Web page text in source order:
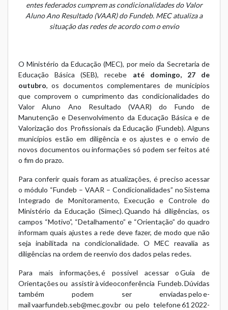
entes federados cumprem as condicionalidades do Valor
Aluno Ano Resultado (VAAR) do Fundeb. MEC atualiza a
situação das redes de acordo com o envio
O Ministério da Educação (MEC), por meio da Secretaria de
Educação Básica (SEB), recebe até domingo, 27 de
outubro, os documentos complementares de municípios
que comprovem o cumprimento das condicionalidades do
Valor Aluno Ano Resultado (VAAR) do Fundo de
Manutenção e Desenvolvimento da Educação Básica e de
Valorização dos Profissionais da Educação (Fundeb). Alguns
municípios estão em diligência e os ajustes e o envio de
novos documentos ou informações só podem ser feitos até
o fim do prazo.
Para conferir quais foram as atualizações, é preciso acessar
o módulo “Fundeb – VAAR – Condicionalidades” no Sistema
Integrado de Monitoramento, Execução e Controle do
Ministério da Educação (Simec). Quando há diligências, os
campos “Motivo”, “Detalhamento” e “Orientação” do quadro
informam quais ajustes a rede deve fazer, de modo que não
seja inabilitada na condicionalidade. O MEC reavalia as
diligências na ordem de reenvio dos dados pelas redes.
Para mais informações, é possível acessar oGuia de
Orientaçõesou assistir àvideoconferência Fundeb. Dúvidas
também podem ser enviadas pelo e-
mail vaarfundeb.seb@mec.gov.br ou pelo telefone 61 2022-